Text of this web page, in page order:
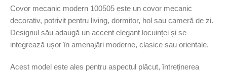
Covor mecanic modern 100505 este un covor mecanic
decorativ, potrivit pentru living, dormitor, hol sau cameră de zi.
Designul său adaugă un accent elegant locuinței și se
integrează ușor în amenajări moderne, clasice sau orientale.
Acest model este ales pentru aspectul plăcut, întreținerea